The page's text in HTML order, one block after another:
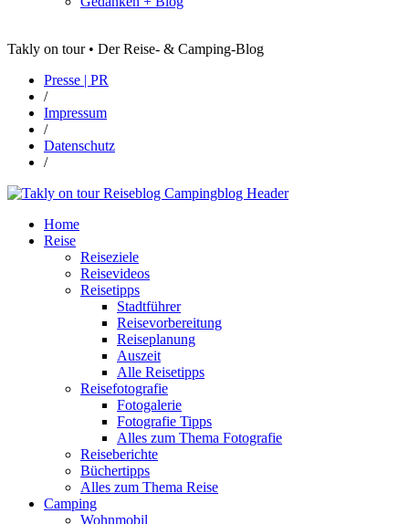
Takly on tour • Der Reise- & Camping-Blog
Presse | PR
/
Impressum
/
Datenschutz
/
Home
Reise
Reiseziele
Reisevideos
Reisetipps
Stadtführer
Reisevorbereitung
Reiseplanung
Auszeit
Alle Reisetipps
Reisefotografie
Fotogalerie
Fotografie Tipps
Alles zum Thema Fotografie
Reiseberichte
Büchertipps
Alles zum Thema Reise
Camping
Wohnmobil